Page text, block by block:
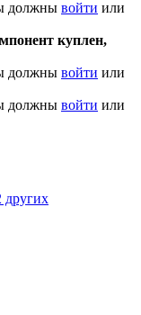
должны войти или
куплен,
должны войти или
должны войти или
других